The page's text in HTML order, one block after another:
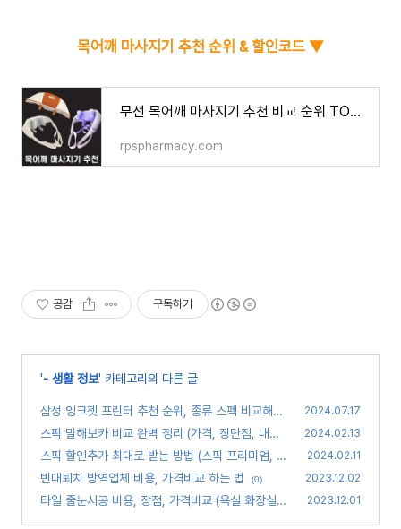
목어깨 마사지기 추천 순위 & 할인코드 ▼
무선 목어깨 마사지기 추천 비교 순위 TOP 7 (가격 스펙 총정리) - 정리하는 뇌
rpspharmacy.com
공감 구독하기
'- 생활 정보' 카테고리의 다른 글
삼성 잉크젯 프린터 추천 순위, 종류 스펙 비교해봄
(카트리지 vs 무한잉크)
(0)
2024.07.17
스픽 말해보카 비교 완벽 정리 (가격, 장단점, 내돈
내산 후기)
(0)
2024.02.13
스픽 할인추가 최대로 받는 방법 (스픽 프리미엄, 프
리미엄 플러스 할인)
(0)
2024.02.11
빈대퇴치 방역업체 비용, 가격비교 하는 법 (0) 2023.12.02
타일 줄눈시공 비용, 장점, 가격비교 (욕실 화장실) 2023.12.01